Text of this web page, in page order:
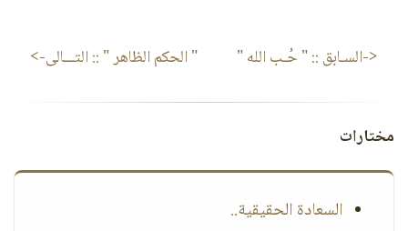
<-السـابق ::" حُـب الله " " الحكم الظاهر " :: التـــالى->
مختارات
السعادة الحقيقية..